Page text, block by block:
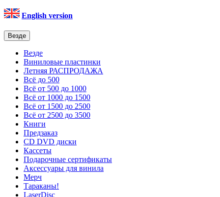
English version
Везде
Везде
Виниловые пластинки
Летняя РАСПРОДАЖА
Всё до 500
Всё от 500 до 1000
Всё от 1000 до 1500
Всё от 1500 до 2500
Всё от 2500 до 3500
Книги
Предзаказ
CD DVD диски
Кассеты
Подарочные сертификаты
Аксессуары для винила
Мерч
Тараканы!
LaserDisc